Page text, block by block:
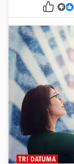
TRI DATUMA